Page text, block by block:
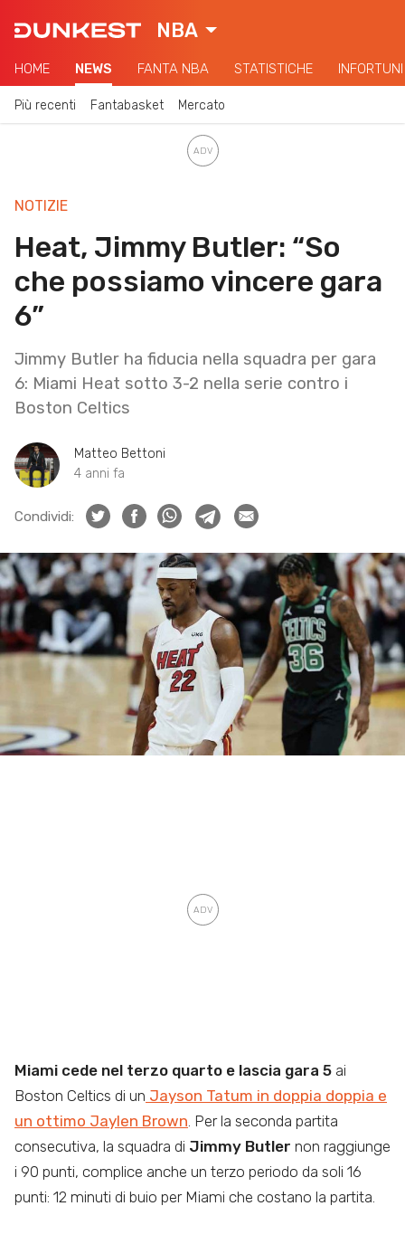
NBA
HOME NEWS FANTA NBA STATISTICHE INFORTUNI
Più recenti Fantabasket Mercato
NOTIZIE
Heat, Jimmy Butler: “So
che possiamo vincere gara
6”
Jimmy Butler ha fiducia nella squadra per gara
6: Miami Heat sotto 3-2 nella serie contro i
Boston Celtics
Matteo Bettoni
4 anni fa
Condividi:
Miami cede nel terzo quarto e lascia gara 5 ai
Boston Celtics di un Jayson Tatum in doppia doppia e
un ottimo Jaylen Brown . Per la seconda partita
consecutiva, la squadra di Jimmy Butler non raggiunge
i 90 punti, complice anche un terzo periodo da soli 16
punti: 12 minuti di buio per Miami che costano la partita.